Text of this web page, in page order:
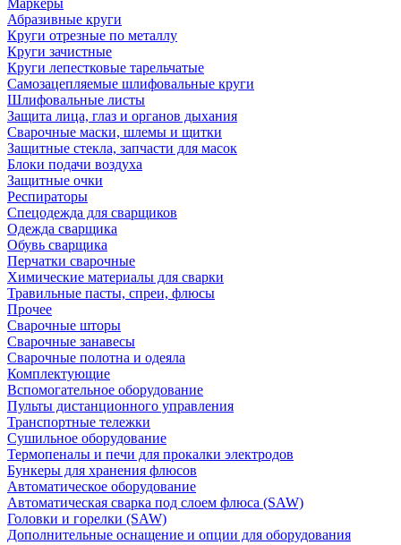
Маркеры
Абразивные круги
Круги отрезные по металлу
Круги зачистные
Круги лепестковые тарельчатые
Самозацепляемые шлифовальные круги
Шлифовальные листы
Защита лица, глаз и органов дыхания
Сварочные маски, шлемы и щитки
Защитные стекла, запчасти для масок
Блоки подачи воздуха
Защитные очки
Респираторы
Спецодежда для сварщиков
Одежда сварщика
Обувь сварщика
Перчатки сварочные
Химические материалы для сварки
Травильные пасты, спреи, флюсы
Прочее
Сварочные шторы
Сварочные занавесы
Сварочные полотна и одеяла
Комплектующие
Вспомогательное оборудование
Пульты дистанционного управления
Транспортные тележки
Сушильное оборудование
Термопеналы и печи для прокалки электродов
Бункеры для хранения флюсов
Автоматическое оборудование
Автоматическая сварка под слоем флюса (SAW)
Головки и горелки (SAW)
Дополнительные оснащение и опции для оборудования